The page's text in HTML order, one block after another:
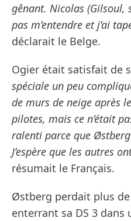
gênant. Nicolas (Gilsoul,
pas m’entendre et j’ai
déclarait le Belge.
Ogier était satisfait de
spéciale un peu
de murs de neige après
pilotes, mais ce n’était
ralenti parce que
J’espère que les autres
résumait le Français.
Østberg perdait plus
enterrant sa DS 3